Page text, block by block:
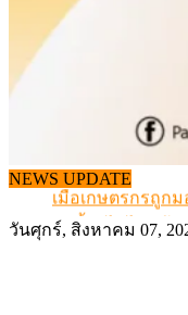
NEWS UPDATE
สกัดลักลอบนำเข้
เมื่อเกษตรกรถูก
สุดอั้น! ไข่ไก่หน้า
วันศุกร์, สิงหาคม 07,